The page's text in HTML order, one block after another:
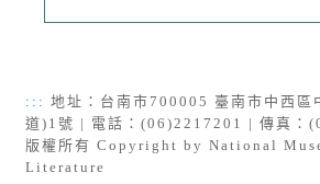
::: 地址：台南市700005 臺南市中西區
道)1號 | 電話：(06)2217201 | 傳真：
版權所有 Copyright by National
Literature